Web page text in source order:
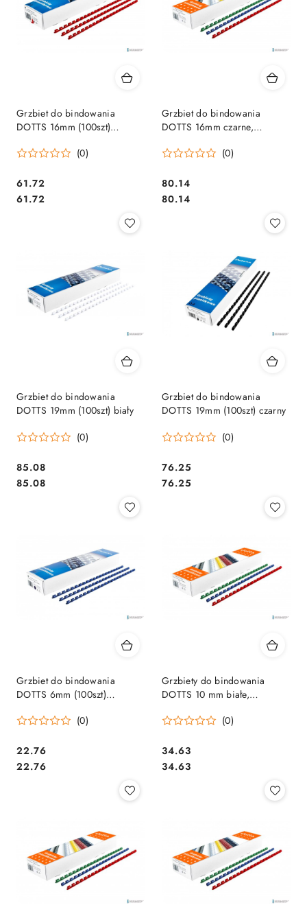
Grzbiet do bindowania
DOTTS 16mm (100szt)
(0)
Cena:
61.72
Cena:
61.72
Grzbiet do bindowania
DOTTS 16mm czarne,
(0)
Cena:
80.14
Cena:
80.14
Grzbiet do bindowania
DOTTS 19mm (100szt) biały
(0)
Cena:
85.08
Cena:
85.08
Grzbiet do bindowania
DOTTS 19mm (100szt) czarny
(0)
Cena:
76.25
Cena:
76.25
Grzbiet do bindowania
DOTTS 6mm (100szt)
(0)
Cena:
22.76
Cena:
22.76
Grzbiety do bindowania
DOTTS 10 mm białe,
(0)
Cena:
34.63
Cena:
34.63